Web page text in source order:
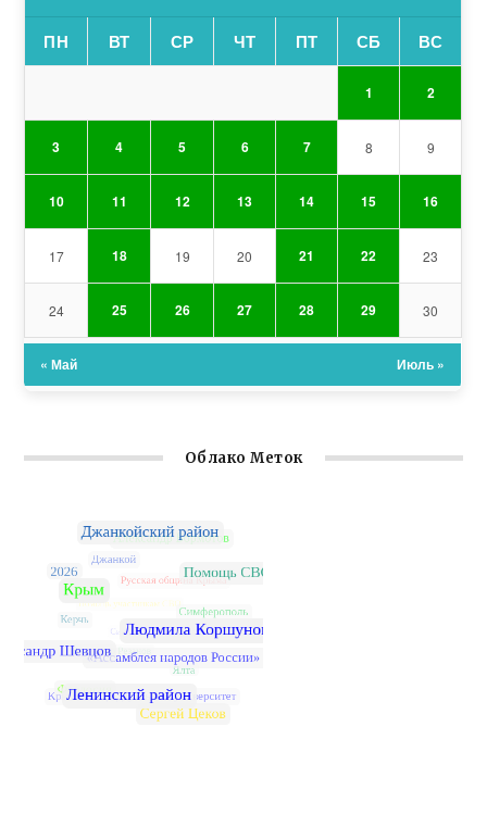
ПН ВТ СР ЧТ ПТ СБ ВС
1 2
3 4 5 6 7 8 9
10 11 12 13 14 15 16
17 18 19 20 21 22 23
24 25 26 27 28 29 30
« Май Июль »
Облако Меток